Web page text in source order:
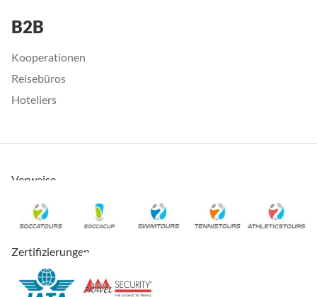
B2B
Kooperationen
Reisebüros
Hoteliers
Verweise
Zertifizierungen